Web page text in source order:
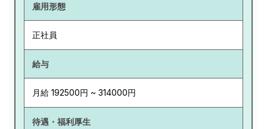
雇用形態
正社員
給与
月給 192500円 ~ 314000円
待遇・福利厚生